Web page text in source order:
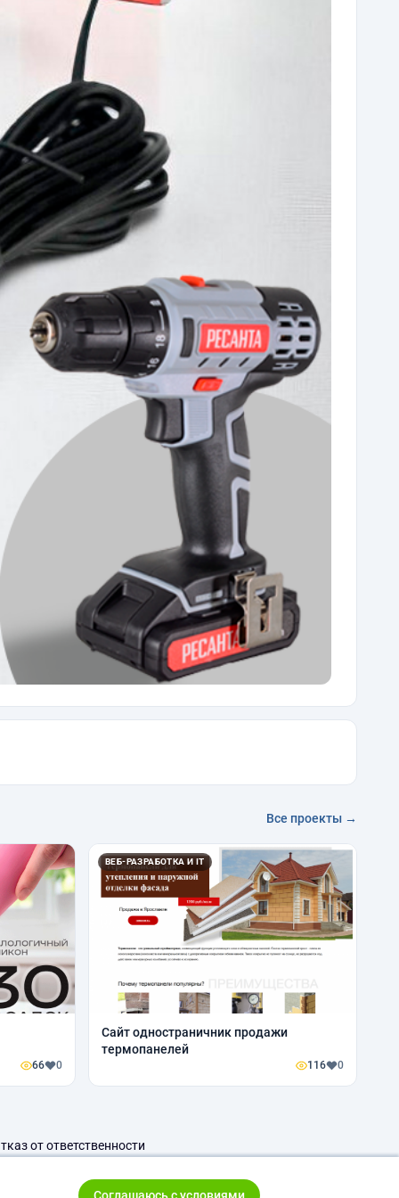
Все проекты →
66 0
ВЕБ-РАЗРАБОТКА И IT
Сайт одностраничник продажи
термопанелей
116 0
от ответственности